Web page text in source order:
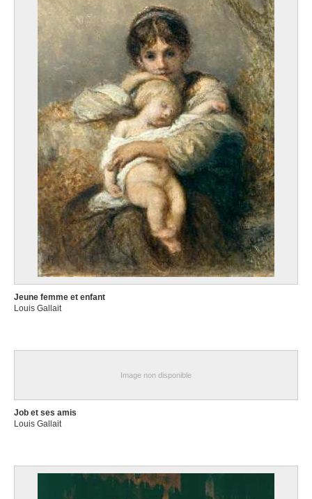
Jeune femme et enfant
Louis Gallait
Image non disponible
Job et ses amis
Louis Gallait